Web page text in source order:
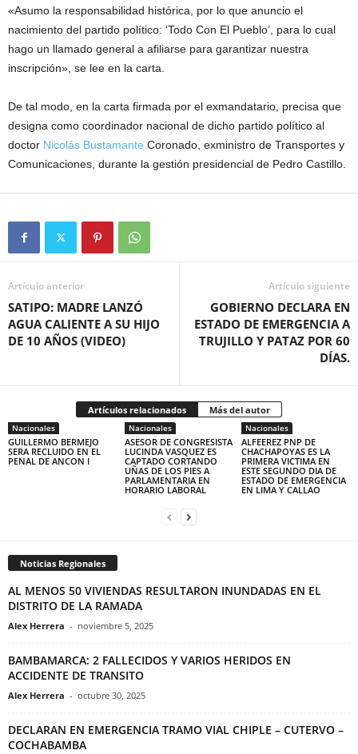
«Asumo la responsabilidad histórica, por lo que anuncio el
nacimiento del partido político: ‘Todo Con El Pueblo’, para lo cual
hago un llamado general a afiliarse para garantizar nuestra
inscripción», se lee en la carta.
De tal modo, en la carta firmada por el exmandatario, precisa que
designa como coordinador nacional de dicho partido político al
doctor Nicolás Bustamante Coronado, exministro de Transportes y
Comunicaciones, durante la gestión presidencial de Pedro Castillo.
Artículo anterior
SATIPO: MADRE LANZÓ
AGUA CALIENTE A SU HIJO
DE 10 AÑOS (VIDEO)
Artículo siguiente
GOBIERNO DECLARA EN
ESTADO DE EMERGENCIA A
TRUJILLO Y PATAZ POR 60
DÍAS.
Artículos relacionados Más del autor
Nacionales
GUILLERMO BERMEJO
SERA RECLUIDO EN EL
PENAL DE ANCON I
Nacionales
ASESOR DE CONGRESISTA
LUCINDA VASQUEZ ES
CAPTADO CORTANDO
UÑAS DE LOS PIES A
PARLAMENTARIA EN
HORARIO LABORAL
Nacionales
ALFEEREZ PNP DE
CHACHAPOYAS ES LA
PRIMERA VICTIMA EN
ESTE SEGUNDO DIA DE
ESTADO DE EMERGENCIA
EN LIMA Y CALLAO
Noticias Regionales
AL MENOS 50 VIVIENDAS RESULTARON INUNDADAS EN EL
DISTRITO DE LA RAMADA
Alex Herrera - noviembre 5, 2025
BAMBAMARCA: 2 FALLECIDOS Y VARIOS HERIDOS EN
ACCIDENTE DE TRANSITO
Alex Herrera - octubre 30, 2025
DECLARAN EN EMERGENCIA TRAMO VIAL CHIPLE – CUTERVO –
COCHABAMBA